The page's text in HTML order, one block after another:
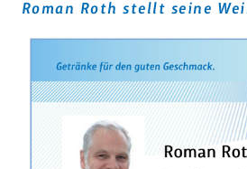
Roman Roth stellt seine